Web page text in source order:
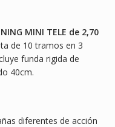
MINI TELE de 2,70
de 10 tramos en 3
funda rigida de
40cm.
diferentes de acción